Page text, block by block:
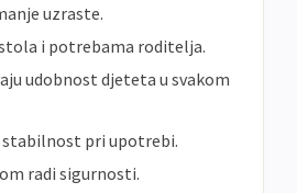
uzraste.
i potrebama roditelja.
udobnost djeteta u svakom
stabilnost pri upotrebi.
radi sigurnosti.